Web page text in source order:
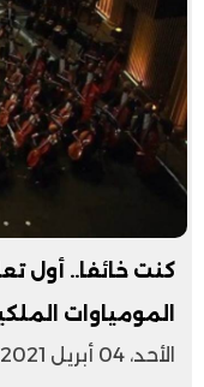
كنت خائفا.. أول
المومياوات
الأحد، 04 أبريل 2021 08:55 م